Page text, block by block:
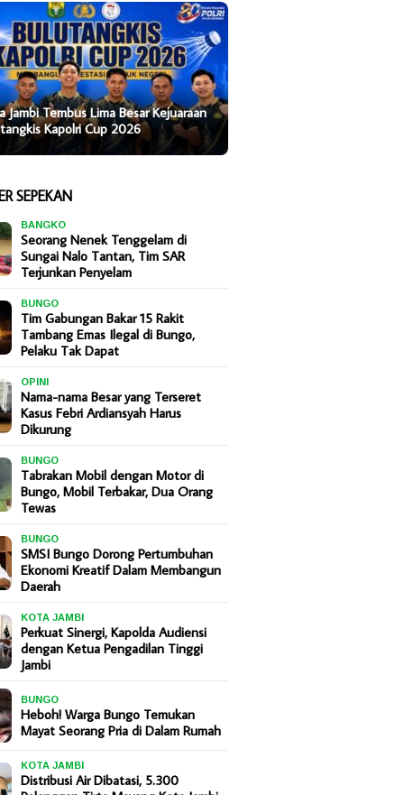
Jambi Tembus Lima Besar Kejuaraan
Kapolri Cup 2026
SEPEKAN
BANGKO
Seorang Nenek Tenggelam di
Sungai Nalo Tantan, Tim SAR
Terjunkan Penyelam
BUNGO
Tim Gabungan Bakar 15 Rakit
Tambang Emas Ilegal di Bungo,
Pelaku Tak Dapat
OPINI
Nama-nama Besar yang Terseret
Kasus Febri Ardiansyah Harus
Dikurung
BUNGO
Tabrakan Mobil dengan Motor di
Bungo, Mobil Terbakar, Dua Orang
Tewas
BUNGO
SMSI Bungo Dorong Pertumbuhan
Ekonomi Kreatif Dalam Membangun
Daerah
KOTA JAMBI
Perkuat Sinergi, Kapolda Audiensi
dengan Ketua Pengadilan Tinggi
Jambi
BUNGO
Heboh! Warga Bungo Temukan
Mayat Seorang Pria di Dalam Rumah
KOTA JAMBI
Distribusi Air Dibatasi, 5.300